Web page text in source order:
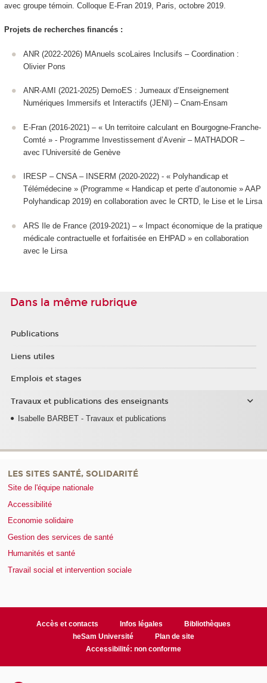
avec groupe témoin. Colloque E-Fran 2019, Paris, octobre 2019.
Projets de recherches financés :
ANR (2022-2026) MAnuels scoLaires Inclusifs – Coordination :
Olivier Pons
ANR-AMI (2021-2025) DemoES : Jumeaux d’Enseignement
Numériques Immersifs et Interactifs (JENI) – Cnam-Ensam
E-Fran (2016-2021) – « Un territoire calculant en Bourgogne-Franche-
Comté » - Programme Investissement d’Avenir – MATHADOR –
avec l’Université de Genève
IRESP – CNSA – INSERM (2020-2022) - « Polyhandicap et
Télémédecine » (Programme « Handicap et perte d’autonomie » AAP
Polyhandicap 2019) en collaboration avec le CRTD, le Lise et le Lirsa
ARS Ile de France (2019-2021) – « Impact économique de la pratique
médicale contractuelle et forfaitisée en EHPAD » en collaboration
avec le Lirsa
Dans la même rubrique
Publications
Liens utiles
Emplois et stages
Travaux et publications des enseignants
Isabelle BARBET - Travaux et publications
LES SITES SANTÉ, SOLIDARITÉ
Site de l'équipe nationale
Accessibilité
Economie solidaire
Gestion des services de santé
Humanités et santé
Travail social et intervention sociale
Accès et contacts Infos légales
Bibliothèques
heSam Université
Plan de site
Accessibilité: non conforme